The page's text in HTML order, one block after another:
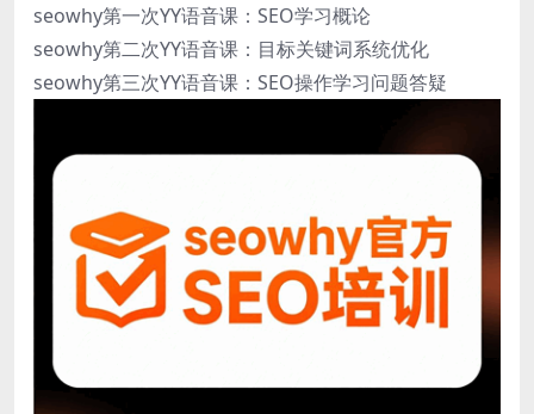
seowhy第一次YY语音课：SEO学习概论
seowhy第二次YY语音课：目标关键词系统优化
seowhy第三次YY语音课：SEO操作学习问题答疑